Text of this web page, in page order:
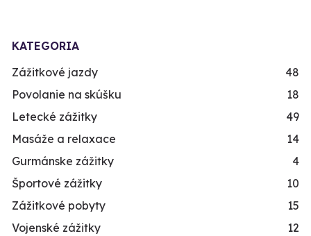
KATEGORIA
Zážitkové jazdy
48
Povolanie na skúšku
18
Letecké zážitky
49
Masáže a relaxace
14
Gurmánske zážitky
4
Športové zážitky
10
Zážitkové pobyty
15
Vojenské zážitky
12